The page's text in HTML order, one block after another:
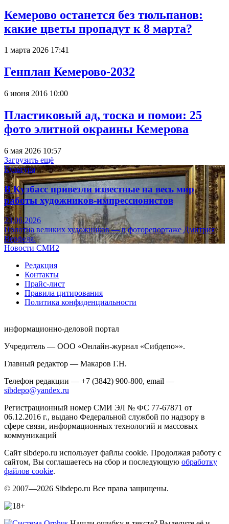
Кемерово останется без тюльпанов:
какие цветы пропадут к 8 марта?
1 марта 2026 17:41
Генплан Кемерово-2032
6 июня 2016 10:00
Пластиковый ад, тоска и помои: 25
фото элитной окраины Кемерова
6 мая 2026 10:57
Загрузить ещё
Культура
В Кузбасс привезли известные на весь мир
работы художников-импрессионистов
23.06.2026
Полотна великих художников — в фоторепортаже Дмитрия
Верфеля.
Новости СМИ2
Редакция
Контакты
Прайс-лист
Правила цитирования
Политика конфиденциальности
информационно-деловой портал
Учредитель — ООО «Онлайн-журнал «Сибдепо»».
Главный редактор — Макаров Г.Н.
Телефон редакции — +7 (3842) 900-800, email —
sibdepo@yandex.ru
Регистрационный номер СМИ ЭЛ № ФС 77-67871 от
06.12.2016 г., выдано Федеральной службой по надзору в
сфере связи, информационных технологий и массовых
коммуникаций
Сайт sibdepo.ru использует файлы cookie. Продолжая работу с
сайтом, Вы соглашаетесь на сбор и последующую обработку
файлов cookie.
© 2007—2026 Sibdepo.ru Все права защищены.